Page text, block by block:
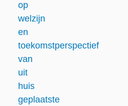
op
welzijn
en
toekomstperspectief
van
uit
huis
geplaatste